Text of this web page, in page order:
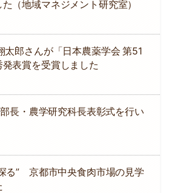
（地域マネジメント研究室）
太郎さんが「日本農薬学会 第51
表賞を受賞しました
長・農学研究科長表彰式を行い
る” 京都市中央食肉市場の見学